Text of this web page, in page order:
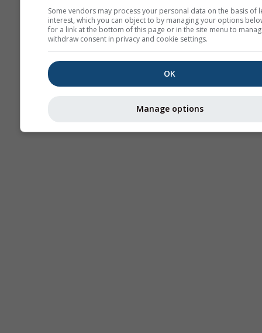
Cross-section
Some vendors may process your personal data on the basis of
interest, which you can object to by managing your options
for a link at the bottom of this page or in the site menu to
withdraw consent in privacy and cookie settings.
OK
Manage options